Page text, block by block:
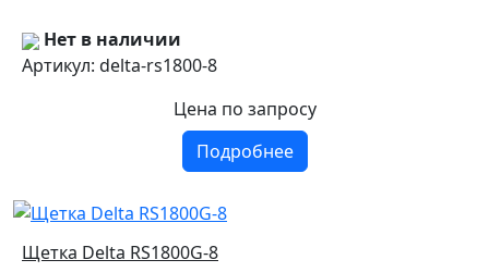
Нет в наличии
Артикул: delta-rs1800-8
Цена по запросу
Подробнее
Щетка Delta RS1800G-8